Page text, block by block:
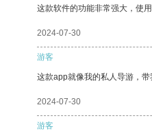
这款软件的功能非常强大，使用
2024-07-30
游客
这款app就像我的私人导游，带
2024-07-30
游客